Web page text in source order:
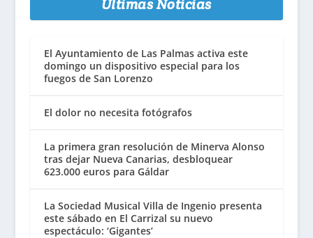
Últimas Noticias
El Ayuntamiento de Las Palmas activa este
domingo un dispositivo especial para los
fuegos de San Lorenzo
El dolor no necesita fotógrafos
La primera gran resolución de Minerva Alonso
tras dejar Nueva Canarias, desbloquear
623.000 euros para Gáldar
La Sociedad Musical Villa de Ingenio presenta
este sábado en El Carrizal su nuevo
espectáculo: ‘Gigantes’